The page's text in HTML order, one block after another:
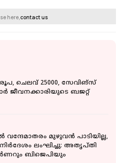
here,contact us
രൂപ, ചെലവ് 25000, സേവിങ്‌സ്
ജീവനക്കാരിയുടെ ബജറ്റ്
മുഴുവൻ പാടിയില്ല,
ലംഘിച്ചു: അതൃപ്തി
ബിജെപിയും